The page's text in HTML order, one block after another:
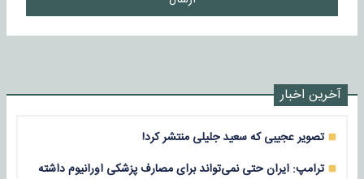
آخرین اخبار
تصویر عجیبی که سعید جلیلی منتشر کرد!
ترامپ: ایران حتی نمی‌تواند برای مصارف پزشکی اورانیوم داشته